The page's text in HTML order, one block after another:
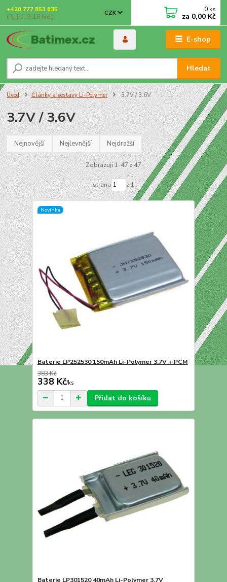
E-shop
CZK
Hledat
+420 777 853 635
(Po-Pá, 9-18 hod.)
0 ks
za 0,00 Kč
Úvod Články a sestavy Li-Polymer 3.7V / 3.6V
3.7V / 3.6V
Nejnovější Nejlevnější Nejdražší
Zobrazuji 1-47 z 47
strana z 1
Novinka
Baterie LP252530 150mAh Li-Polymer 3.7V + PCM
383 Kč
338 Kč/ks
Přidat do košíku
Baterie LP301520 40mAh Li-Polymer 3.7V